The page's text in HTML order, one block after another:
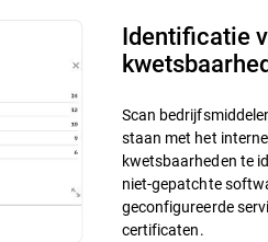
Identificatie
Scan
staan met het
kwetsbaarheden te
niet-gepatchte
geconfigureerde
certificaten.